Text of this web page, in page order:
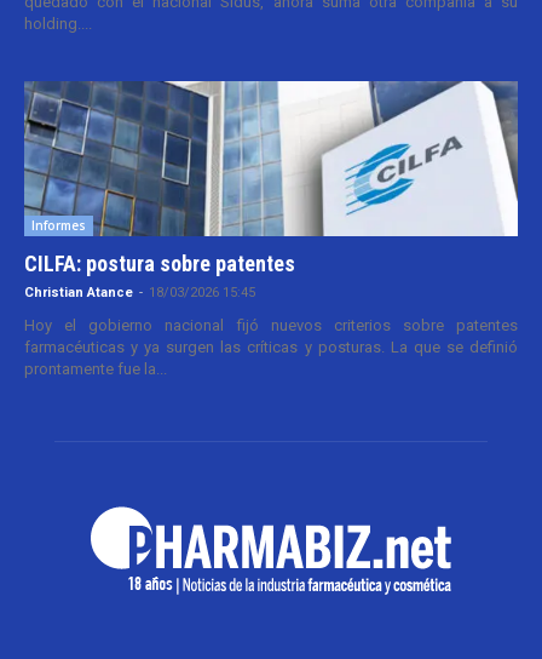
holding....
Informes
CILFA: postura sobre patentes
Christian Atance - 18/03/2026 15:45
Hoy el gobierno nacional fijó nuevos criterios sobre patentes
farmacéuticas y ya surgen las críticas y posturas. La que se definió
prontamente fue la...